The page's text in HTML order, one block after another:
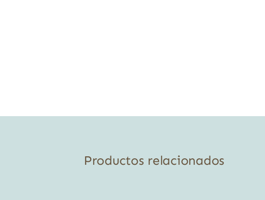
Productos relacionados